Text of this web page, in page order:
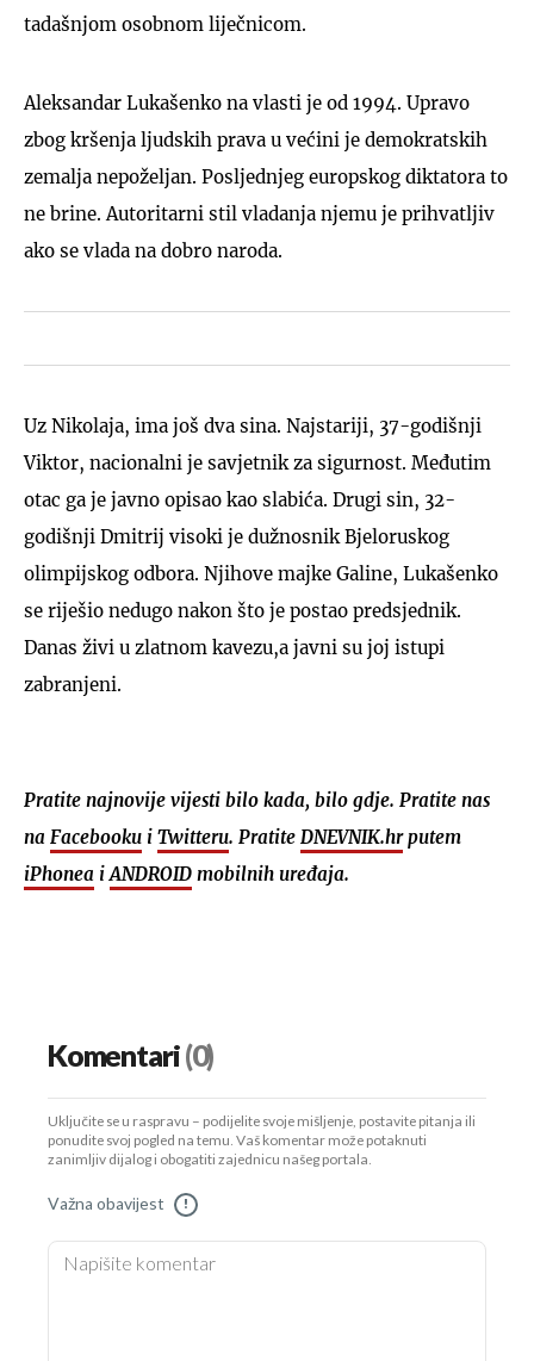
tadašnjom osobnom liječnicom.
Aleksandar Lukašenko na vlasti je od 1994. Upravo
zbog kršenja ljudskih prava u većini je demokratskih
zemalja nepoželjan. Posljednjeg europskog diktatora to
ne brine. Autoritarni stil vladanja njemu je prihvatljiv
ako se vlada na dobro naroda.
Uz Nikolaja, ima još dva sina. Najstariji, 37-godišnji
Viktor, nacionalni je savjetnik za sigurnost. Međutim
otac ga je javno opisao kao slabića. Drugi sin, 32-
godišnji Dmitrij visoki je dužnosnik Bjeloruskog
olimpijskog odbora. Njihove majke Galine, Lukašenko
se riješio nedugo nakon što je postao predsjednik.
Danas živi u zlatnom kavezu,a javni su joj istupi
zabranjeni.
Pratite najnovije vijesti bilo kada, bilo gdje. Pratite nas
na Facebooku i Twitteru. Pratite DNEVNIK.hrputem
iPhonea i ANDROID mobilnih uređaja.
Komentari(0)
Uključite se u raspravu – podijelite svoje mišljenje, postavite pitanja ili
ponudite svoj pogled na temu. Vaš komentar može potaknuti
zanimljiv dijalog i obogatiti zajednicu našeg portala.
Važna obavijest !